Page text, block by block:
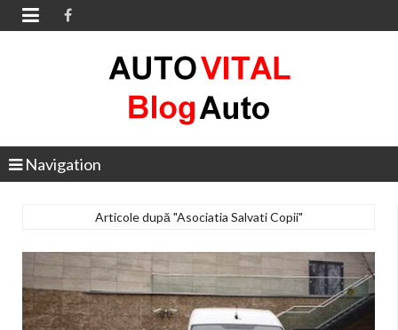

Navigation
Articole după "Asociatia Salvati Copii"